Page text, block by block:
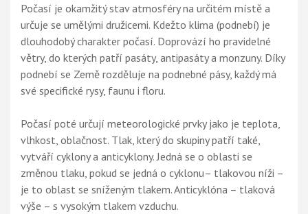
Počasí je okamžitý stav atmosféry na určitém místě a
určuje se umělými družicemi. Kdežto klima (podnebí) je
dlouhodobý charakter počasí. Doprovází ho pravidelné
větry, do kterých patří pasáty, antipasáty a monzuny. Díky
podnebí se Země rozděluje na podnebné pásy, každý má
své specifické rysy, faunu i floru.
Počasí poté určují meteorologické prvky jako je teplota,
vlhkost, oblačnost. Tlak, který do skupiny patří také,
vytváří cyklony a anticyklony. Jedná se o oblasti se
změnou tlaku, pokud se jedná o cyklonu– tlakovou níži –
je to oblast se sníženým tlakem. Anticyklóna – tlaková
výše – s vysokým tlakem vzduchu.